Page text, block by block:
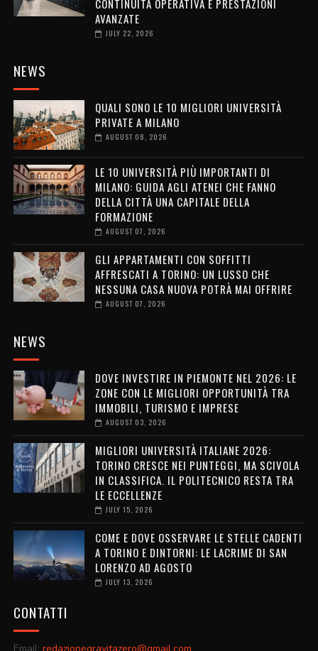
CONTINUITÀ OPERATIVA E PRESTAZIONI
AVANZATE
JULY 22, 2026
NEWS
QUALI SONO LE 10 MIGLIORI UNIVERSITÀ
PRIVATE A MILANO
AUGUST 08, 2026
LE 10 UNIVERSITÀ PIÙ IMPORTANTI DI
MILANO: GUIDA AGLI ATENEI CHE FANNO
DELLA CITTÀ UNA CAPITALE DELLA
FORMAZIONE
AUGUST 07, 2026
GLI APPARTAMENTI CON SOFFITTI
AFFRESCATI A TORINO: UN LUSSO CHE
NESSUNA CASA NUOVA POTRÀ MAI OFFRIRE
AUGUST 07, 2026
NEWS
DOVE INVESTIRE IN PIEMONTE NEL 2026: LE
ZONE CON LE MIGLIORI OPPORTUNITÀ TRA
IMMOBILI, TURISMO E IMPRESE
AUGUST 03, 2026
MIGLIORI UNIVERSITÀ ITALIANE 2026:
TORINO CRESCE NEI PUNTEGGI, MA SCIVOLA
IN CLASSIFICA. IL POLITECNICO RESTA TRA
LE ECCELLENZE
JULY 15, 2026
COME E DOVE OSSERVARE LE STELLE CADENTI
A TORINO E DINTORNI: LE LACRIME DI SAN
LORENZO AD AGOSTO
JULY 13, 2026
CONTATTI